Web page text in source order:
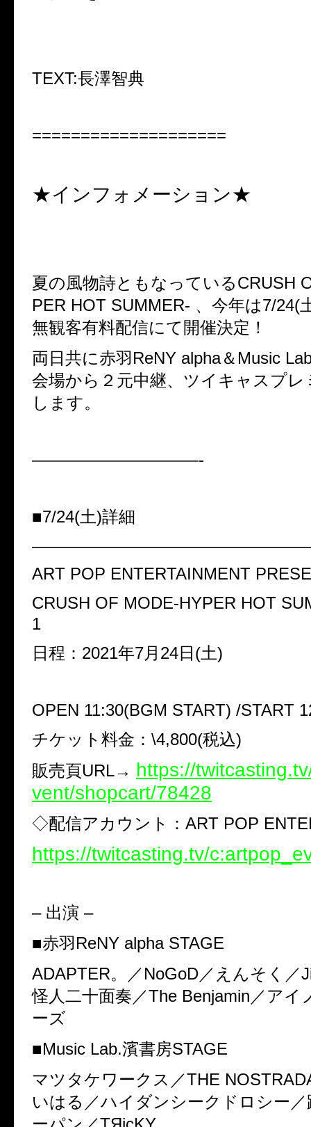
TEXT:長澤智典
====================
★インフォメーション★
夏の風物詩ともなっているCRUSH
PER HOT SUMMER- 、 今年は7/24(
無観客有料配信にて開催決定！
両日共に赤羽ReNY alpha＆ Music
会場から２元中継、ツイキャスプ
します。
——————————-
■7/24(土)詳細
ART POP ENTERTAINMENT
CRUSH OF MODE-HYPER HOT
1
日程： 2021年7月 24日(土)
OPEN 11:30(BGM START) /START
チケット料金： \4,800(税込)
販売頁URL→ https://
vent/shopcart/78428
◇配信アカウント： ART POP
https://twitcasting.tv/
– 出演 –
■赤羽ReNY alpha STAGE
ADAPTER。／NoGoD／えんそく／
怪人二十面奏／The Benjamin ／アイ
ーズ
■Music Lab.濱書房STAGE
マツタケワークス／THE
いはる／ハイダンシークドロシー